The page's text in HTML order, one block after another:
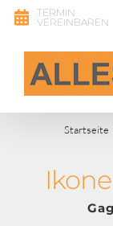
Zum
Inhalt
springen
TERMIN
VEREINBAREN
Startseite